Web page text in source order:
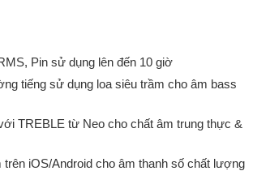
Pin sử dụng lên đến 10 giờ
tiếng sử dụng loa siêu trầm cho âm bass
TREBLE từ Neo cho chất âm trung thực &
trên iOS/Android cho âm thanh số chất lượng